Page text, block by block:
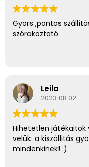
Gyors ,pontos
szórakoztató
Leila
2023.08.02.
Hihetetlen játékaitok
velük. a kiszállitás
mindenkinek! :)